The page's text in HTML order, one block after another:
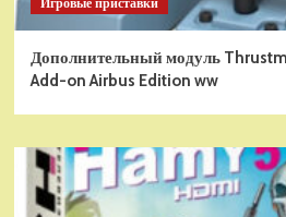
Дополнительный модуль
Add-on Airbus Edition ww